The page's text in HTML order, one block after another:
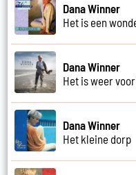
Dana Winner
Het is een
Dana Winner
Het is weer
Dana Winner
Het kleine dorp